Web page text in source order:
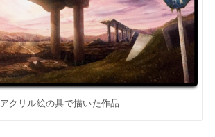
アクリル絵の具で描いた作品